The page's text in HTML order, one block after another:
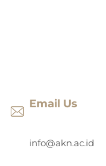
Email Us
info@akn.ac.id